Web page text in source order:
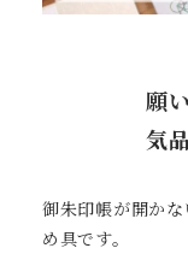
願
気
御朱印帳が開か
め具です。